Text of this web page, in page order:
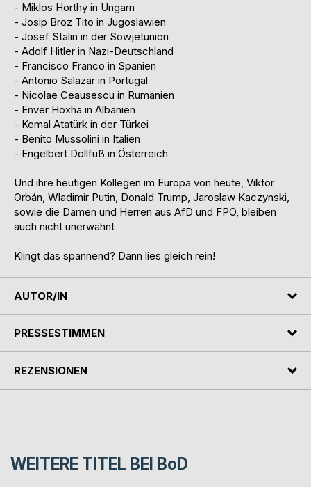
- Miklos Horthy in Ungarn
- Josip Broz Tito in Jugoslawien
- Josef Stalin in der Sowjetunion
- Adolf Hitler in Nazi-Deutschland
- Francisco Franco in Spanien
- Antonio Salazar in Portugal
- Nicolae Ceausescu in Rumänien
- Enver Hoxha in Albanien
- Kemal Atatürk in der Türkei
- Benito Mussolini in Italien
- Engelbert Dollfuß in Österreich
Und ihre heutigen Kollegen im Europa von heute, Viktor
Orbán, Wladimir Putin, Donald Trump, Jaroslaw Kaczynski,
sowie die Damen und Herren aus AfD und FPÖ, bleiben
auch nicht unerwähnt
Klingt das spannend? Dann lies gleich rein!
AUTOR/IN
PRESSESTIMMEN
REZENSIONEN
WEITERE TITEL BEI BoD